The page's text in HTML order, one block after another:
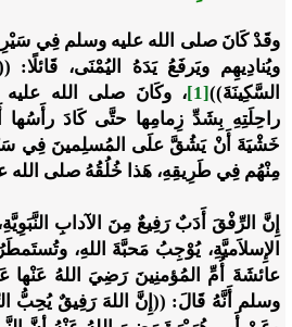
وقَدْ كَانَ صلى الله عليه وسلم فِي
ويُنادِيهِم ويَرفَعُ يَدَهُ اليُمْنَى، قَائلًا:
السَّكِينَةَ))
[1]
، وكَانَ صلى الله
راحِلَتِهِ بِشَدِّ زِمامِها حتَّى كَادَ
خَشْيَةَ أَنْ يَشُقَّ علَى المُسلِمينَ فِي
مِنْهُم فِي طَرِيقِهِ، هَذا خُلُقُهُ صلى الله
إِنَّ الرِّفْقَ أَدَبٌ رَفِيعٌ مِنَ الآدابِ
الإِسلاَميَّةِ، يُوْجِبُ مَحبَّةَ اللهِ،
عائشَةَ أُمِّ المُؤمنِينَ رَضِيَ اللهُ عَنْها
وسلم أَنَّهُ قَالَ: ((إِنَّ اللهَ رَفِيقٌ يُحِبُّ